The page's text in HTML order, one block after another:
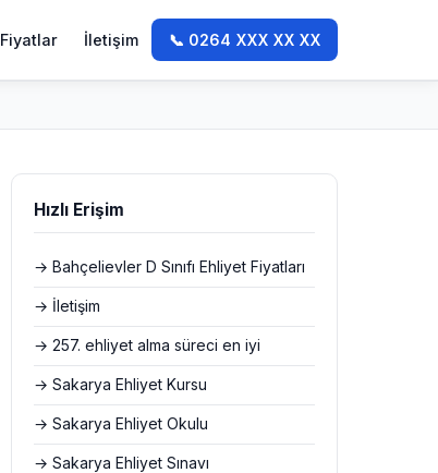
Fiyatlar İletişim 📞 0264 XXX XX XX
Hızlı Erişim
→ Bahçelievler D Sınıfı Ehliyet Fiyatları
→ İletişim
→ 257. ehliyet alma süreci en iyi
→ Sakarya Ehliyet Kursu
→ Sakarya Ehliyet Okulu
→ Sakarya Ehliyet Sınavı